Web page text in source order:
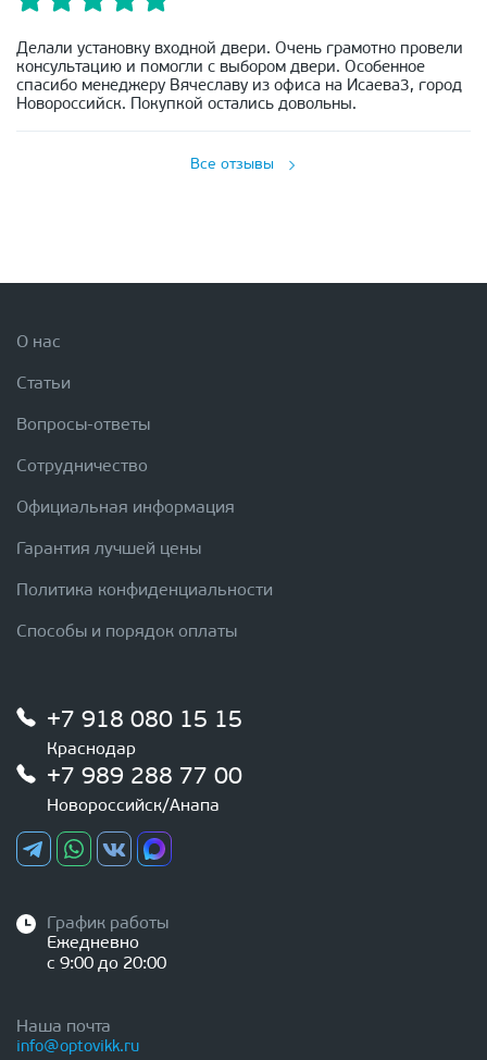
Делали установку входной двери. Очень грамотно провели
консультацию и помогли с выбором двери. Особенное
спасибо менеджеру Вячеславу из офиса на Исаева3, город
Новороссийск. Покупкой остались довольны.
Все отзывы
О нас
Статьи
Вопросы-ответы
Сотрудничество
Официальная информация
Гарантия лучшей цены
Политика конфиденциальности
Способы и порядок оплаты
+7 918 080 15 15
Краснодар
+7 989 288 77 00
Новороссийск/Анапа
График работы
Ежедневно
с 9:00 до 20:00
Наша почта
info@optovikk.ru